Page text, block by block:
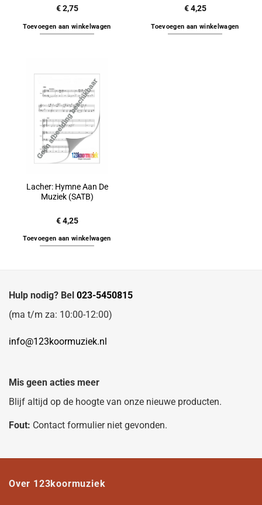
€2,75
Toevoegen aan winkelwagen
€4,25
Toevoegen aan winkelwagen
Lacher: Hymne Aan De
Muziek (SATB)
€4,25
Toevoegen aan winkelwagen
Hulp nodig? Bel 023-5450815
(ma t/m za: 10:00-12:00)
info@123koormuziek.nl
Mis geen acties meer
Blijf altijd op de hoogte van onze nieuwe producten.
Fout: Contact formulier niet gevonden.
Over 123koormuziek